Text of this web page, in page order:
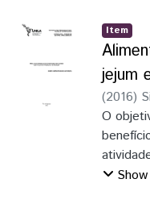
um
parte
Item
jejum
(2016)
O